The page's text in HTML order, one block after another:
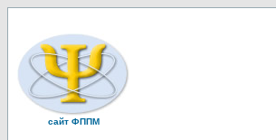
сайт ФППМ